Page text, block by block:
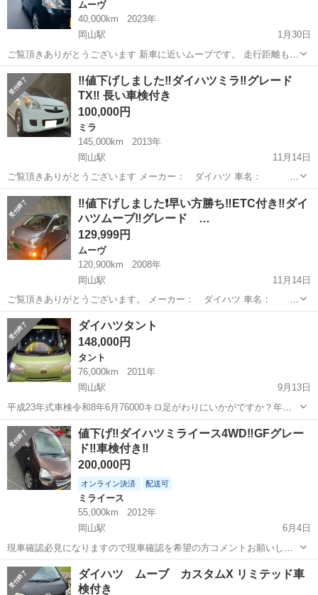
ムーヴ
40,000km
2023年
岡山駅
1月30日
ご覧頂きありがとうございます 新車に近いムーブです。 走行距離も少
なくて、優しい運転で、すごいスムーズです。 全く綺麗😍🤩😍 メー
カー：ダイハツ 車名：ムーブX グレード：X 排気量：660cc 車体色:
黒...
岡山 倉敷市 岡山駅 ムーヴ 走行距離
‼️値下げしました‼️ダイハツミラ‼️グレード
TX‼️ 長い車検付き
100,000円
ミラ
145,000km
2013年
岡山駅
11月14日
ご覧頂きありがとうございます メーカー： ダイハツ 車名： ミ
ラ グレード： TX 排気量： 660cc 車体色: 白 年式： 平成
25年8月 車検: 令和7年 8...
岡山 倉敷市 岡山駅 ミラ ダイハツミラ
‼️値下げしました❗️早い方勝ち‼️ETC付き‼️ダイ
ハツムーブ‼️グレード …
129,999円
ムーヴ
120,900km
2008年
岡山駅
11月14日
ご覧頂きありがとうございます。 メーカー： ダイハツ 車名：
ムーブ グレード： カスタムXリミテッド 排気量： 660cc 車体色:
岡山 倉敷市 岡山駅 ムーヴ
ダイハツタント
148,000円
タント
76,000km
2011年
岡山駅
9月13日
平成23年式車検令和8年6月76000キロ足がわりにいかがですか？年式
のわりには車内もキレイだと思います。
岡山 岡山市 岡山駅 タント ダイハツタント
値下げ‼️ダイハツミライース4WD‼️GFグレー
ド‼️車検付き‼️
200,000円
オンライン決済 配送可
ミライース
55,000km
2012年
岡山駅
6月4日
現車確認必見になりますので現車確認を希望の方コメントお願いしま
す❗️心からお待ちしております❗️よろしくお願い致します❗️ ❗️値段の相談可
能です！ ◎ 車名 ダイハツ ミライース ◎ 駆動式 四駆
◎ 走...
岡山 倉敷市 岡山駅 ミライース ダイハツミライース
ダイハツ ムーブ カスタムX リミテッド車
検付き